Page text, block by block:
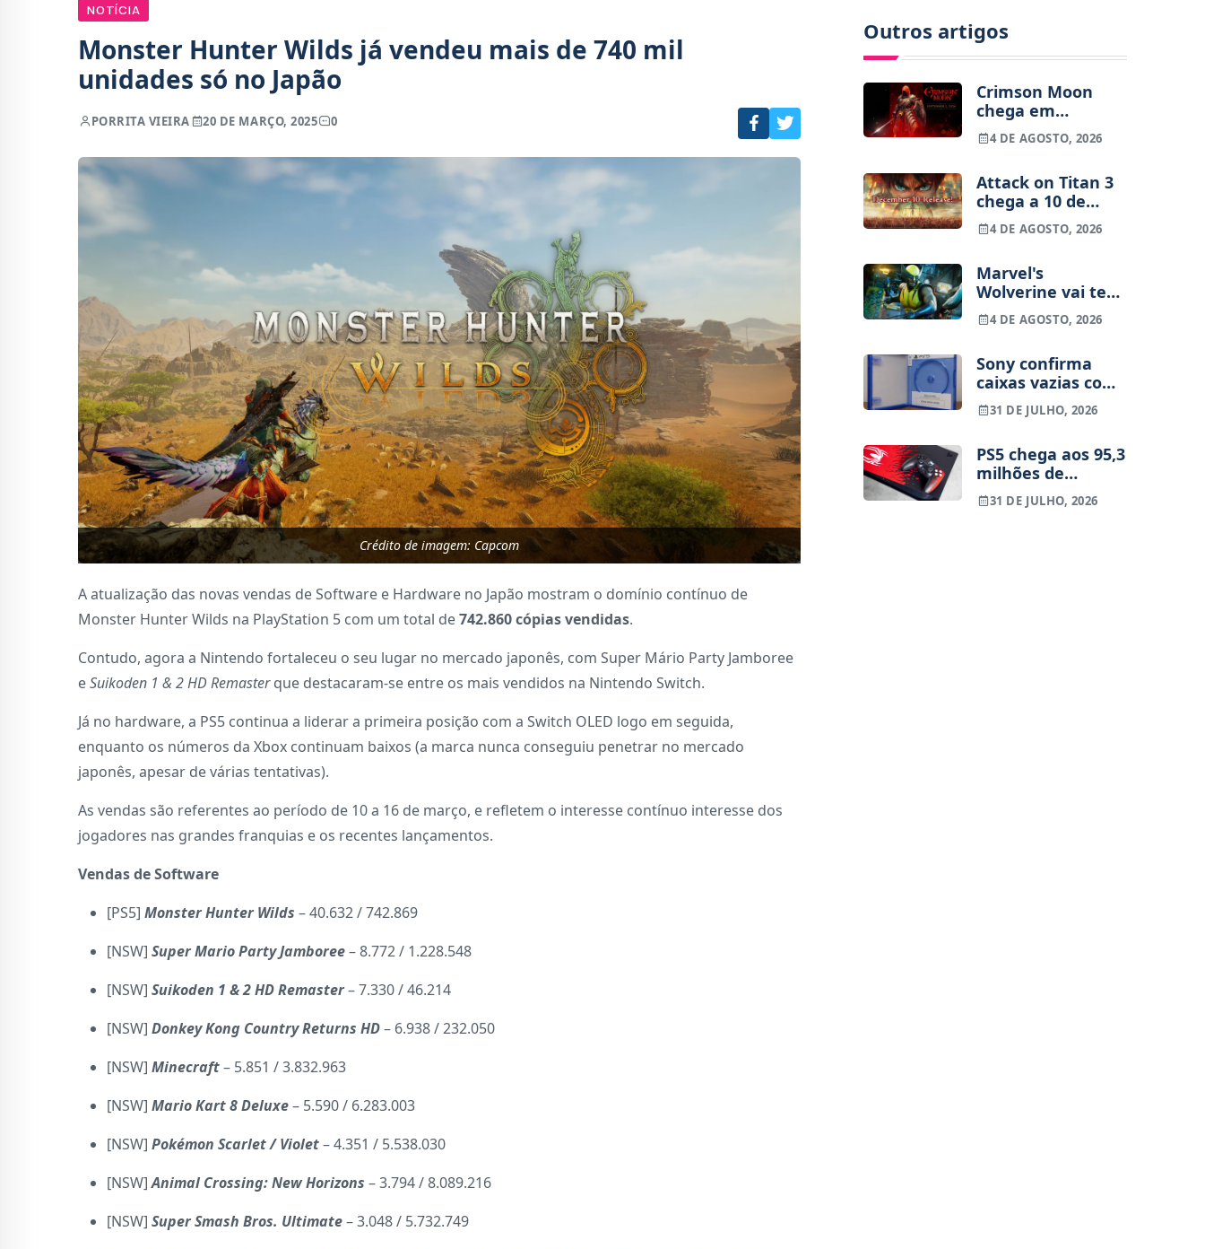
NOTÍCIA
Monster Hunter Wilds já vendeu mais de 740 mil
unidades só no Japão
PORRITA VIEIRA 20 DE MARÇO, 2025 0
Crédito de imagem: Capcom
A atualização das novas vendas de Software e Hardware no Japão mostram o domínio contínuo de
Monster Hunter Wilds na PlayStation 5 com um total de742.860 cópias vendidas.
Contudo, agora a Nintendo fortaleceu o seu lugar no mercado japonês, com Super Mário Party Jamboree
eSuikoden 1 & 2 HD Remasterque destacaram-se entre os mais vendidos na Nintendo Switch.
Já no hardware, a PS5 continua a liderar a primeira posição com a Switch OLED logo em seguida,
enquanto os números da Xbox continuam baixos (a marca nunca conseguiu penetrar no mercado
japonês, apesar de várias tentativas).
As vendas são referentes ao período de 10 a 16 de março, e refletem o interesse contínuo interesse dos
jogadores nas grandes franquias e os recentes lançamentos.
Vendas de Software
[PS5] Monster Hunter Wilds – 40.632 / 742.869
[NSW] Super Mario Party Jamboree– 8.772 / 1.228.548
[NSW] Suikoden 1 & 2 HD Remaster– 7.330 / 46.214
[NSW] Donkey Kong Country Returns HD– 6.938 / 232.050
[NSW] Minecraft– 5.851 / 3.832.963
[NSW] Mario Kart 8 Deluxe– 5.590 / 6.283.003
[NSW] Pokémon Scarlet / Violet– 4.351 / 5.538.030
[NSW]Animal Crossing: New Horizons – 3.794 / 8.089.216
[NSW] Super Smash Bros. Ultimate– 3.048 / 5.732.749
Outros artigos
Crimson Moon
chega em
setembro para
consolas e PC
4 DE AGOSTO, 2026
Attack on Titan 3
chega a 10 de
dezembro para
consolas e PC
4 DE AGOSTO, 2026
Marvel's
Wolverine vai ter
decapitações e
nádegas à mostra
4 DE AGOSTO, 2026
Sony confirma
caixas vazias com
códigos a partir de
2028
31 DE JULHO, 2026
PS5 chega aos 95,3
milhões de
unidades, mas as
vendas
31 DE JULHO, 2026